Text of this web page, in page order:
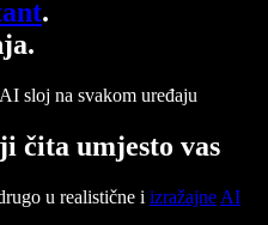
.
sloj na svakom uređaju
čita umjesto vas
u realistične i izražajne AI